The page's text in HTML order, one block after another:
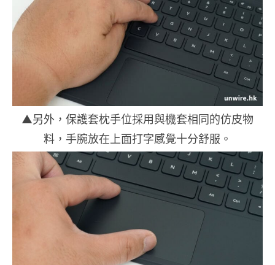
▲另外，保護套枕手位採用與機套相同的仿皮物
料，手腕放在上面打字感覺十分舒服。